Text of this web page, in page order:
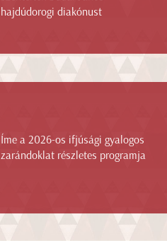
hajdúdorogi diakónust
Íme a 2026-os ifjúsági gyalogos
zarándoklat részletes programja